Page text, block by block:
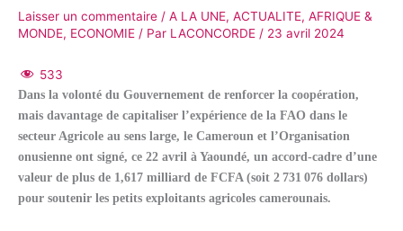
Laisser un commentaire / A LA UNE, ACTUALITE, AFRIQUE &
MONDE, ECONOMIE / Par LACONCORDE / 23 avril 2024
533
Dans la volonté du Gouvernement de renforcer la coopération,
mais davantage de capitaliser l’expérience de la FAO dans le
secteur Agricole au sens large, le Cameroun et l’Organisation
onusienne ont signé, ce 22 avril à Yaoundé, un accord-cadre d’une
valeur de plus de 1,617 milliard de FCFA (soit 2 731 076 dollars)
pour soutenir les petits exploitants agricoles camerounais.